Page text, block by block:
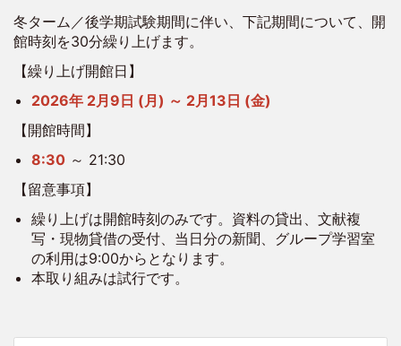
冬ターム／後学期試験期間に伴い、下記期間について、開
館時刻を30分繰り上げます。
【繰り上げ開館日】
2026年 2月9日 (月) ～ 2月13日 (金)
【開館時間】
8:30～ 21:30
【留意事項】
繰り上げは開館時刻のみです。資料の貸出、文献複
写・現物貸借の受付、当日分の新聞、グループ学習室
の利用は9:00からとなります。
本取り組みは試行です。